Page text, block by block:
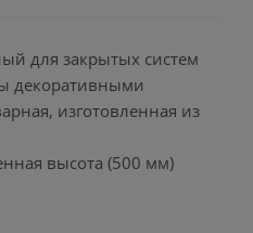
для закрытых систем
декоративными
изготовленная из
высота (500 мм)